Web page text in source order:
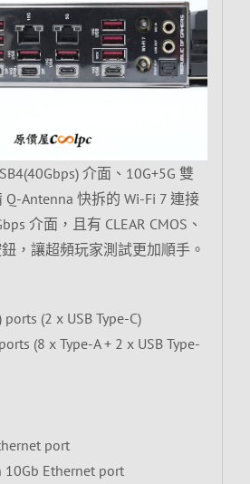
介面、10G+5G 雙
Antenna 快拆的 Wi-Fi 7 連接
介面，且有 CLEAR CMOS、
鈕，讓超頻玩家測試更加順手。
(2 x USB Type-C)
(8 x Type-A + 2 x USB Type-
port
Ethernet port